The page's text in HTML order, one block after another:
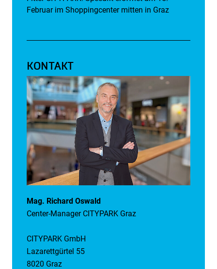
Februar im Shoppingcenter mitten in Graz
KONTAKT
Mag. Richard Oswald
Center-Manager CITYPARK Graz
CITYPARK GmbH
Lazarettgürtel 55
8020 Graz